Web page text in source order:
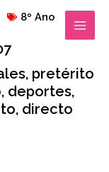
MAIN
MENU
8º Ano
pretérito
deportes,
directo